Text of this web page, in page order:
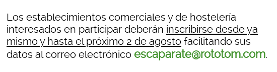
Los establecimientos comerciales y de hostelería
interesados en participar deberán inscribirse desde ya
mismo y hasta el próximo 2 de agosto facilitando sus
datos al correo electrónico escaparate@rototom.com.